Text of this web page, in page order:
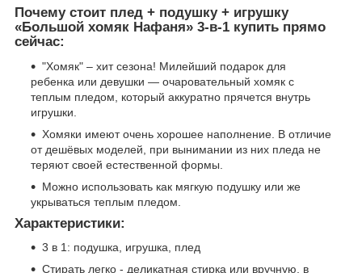
Почему стоит плед + подушку + игрушку
«Большой хомяк Нафаня» 3-в-1 купить прямо
сейчас:
"Хомяк" – хит сезона! Милейший подарок для
ребенка или девушки — очаровательный хомяк с
теплым пледом, который аккуратно прячется внутрь
игрушки.
Хомяки имеют очень хорошее наполнение. В отличие
от дешёвых моделей, при вынимании из них пледа не
теряют своей естественной формы.
Можно использовать как мягкую подушку или же
укрываться теплым пледом.
Характеристики:
3 в 1: подушка, игрушка, плед
Стирать легко - деликатная стирка или вручную, в